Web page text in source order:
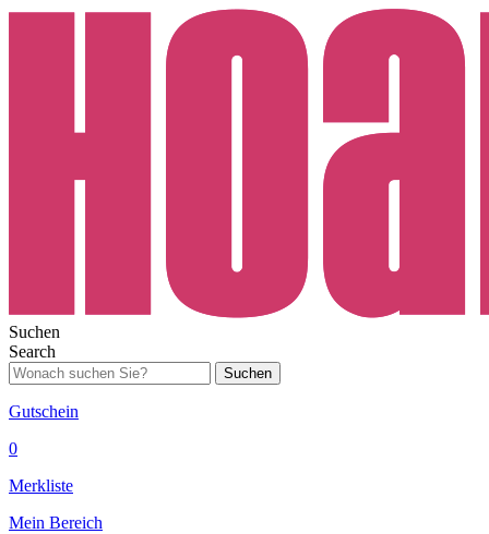
Suchen
Search
Suchen
Gutschein
0
Merkliste
Mein Bereich